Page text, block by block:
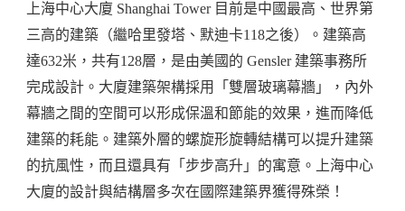
上海中心大廈 Shanghai Tower 目前是中國最高、世界第
三高的建築（繼哈里發塔、默迪卡118之後）。建築高
達632米，共有128層，是由美國的 Gensler 建築事務所
完成設計。大廈建築架構採用「雙層玻璃幕牆」，內外
幕牆之間的空間可以形成保溫和節能的效果，進而降低
建築的耗能。建築外層的螺旋形旋轉結構可以提升建築
的抗風性，而且還具有「步步高升」的寓意。上海中心
大廈的設計與結構層多次在國際建築界獲得殊榮！